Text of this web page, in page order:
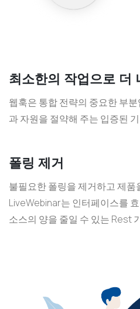
최소한의 작업으로 더
웹훅은 통합 전략의 중요한 부
과 자원을 절약해 주는 입증된
폴링 제거
불필요한 폴링을 제거하고 제품
LiveWebinar는 인터페이스를
소스의 양을 줄일 수 있는 Rest